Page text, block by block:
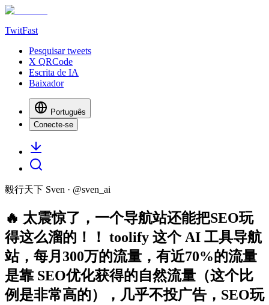
TwitFast
Pesquisar tweets
X QRCode
Escrita de IA
Baixador
Português
Conecte-se
毅行天下 Sven · @sven_ai
🔥 太震惊了，一个导航站还能把SEO玩
得这么溜的！！ toolify 这个 AI 工具导航
站，每月300万的流量，有近70%的流量
是靠 SEO优化获得的自然流量（这个比
例是非常高的），几乎不投广告，SEO玩